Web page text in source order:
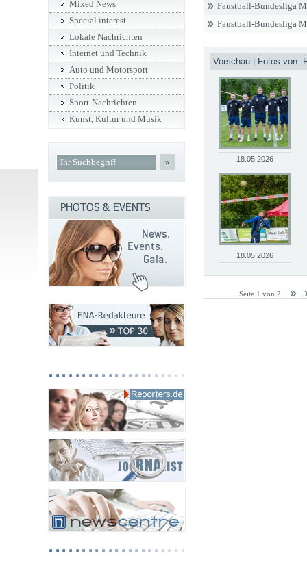
Faustball-Bundesliga
Faustball-Bundesliga
Vorschau | Fotos von:
18.05.2026
18.05.2026
Seite 1 von 2
Mixed News
Special interest
Lokale Nachrichten
Internet und Technik
Auto und Motorsport
Politik
Sport-Nachrichten
Kunst, Kultur und Musik
»